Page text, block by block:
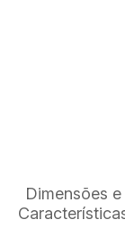
Dimensões e